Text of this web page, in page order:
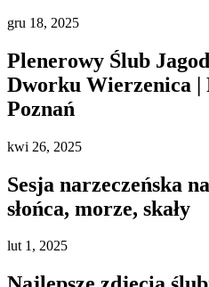
gru 18, 2025
Plenerowy Ślub
Dworku Wierzenica |
Poznań
kwi 26, 2025
Sesja narzeczeńska
słońca, morze, skały
lut1, 2025